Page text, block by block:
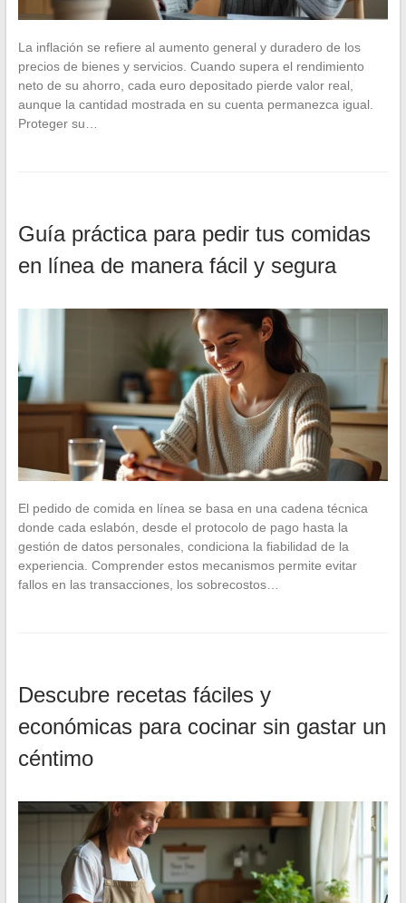
La inflación se refiere al aumento general y duradero de los
precios de bienes y servicios. Cuando supera el rendimiento
neto de su ahorro, cada euro depositado pierde valor real,
aunque la cantidad mostrada en su cuenta permanezca igual.
Proteger su…
Guía práctica para pedir tus comidas
en línea de manera fácil y segura
El pedido de comida en línea se basa en una cadena técnica
donde cada eslabón, desde el protocolo de pago hasta la
gestión de datos personales, condiciona la fiabilidad de la
experiencia. Comprender estos mecanismos permite evitar
fallos en las transacciones, los sobrecostos…
Descubre recetas fáciles y
económicas para cocinar sin gastar un
céntimo